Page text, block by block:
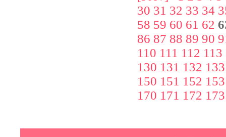
30 31 32 33 34
58 59 60 61 62
86 87 88 89 90
110 111 112 113
130 131 132 133
150 151 152 153
170 171 172 173